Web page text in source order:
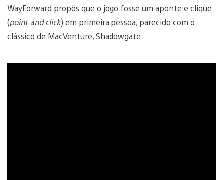
WayForward propôs que o jogo fosse um aponte e clique
(point and click) em primeira pessoa, parecido com o
clássico de MacVenture, Shadowgate.